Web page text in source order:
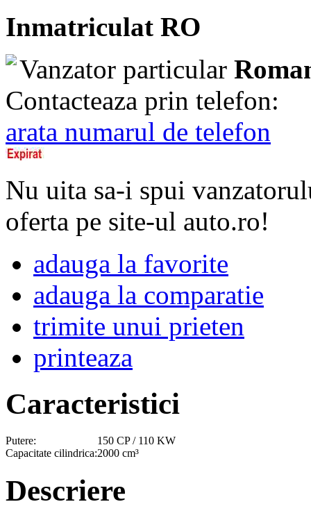
Inmatriculat RO
Vanzator particular
Contacteaza prin telefon:
arata numarul de telefon
Nu uita sa-i spui
oferta pe site-ul auto.ro!
adauga la favorite
adauga la comparatie
trimite unui prieten
printeaza
Caracteristici
Putere:
150 CP / 110 KW
Capacitate cilindrica:2000 cm³
Descriere